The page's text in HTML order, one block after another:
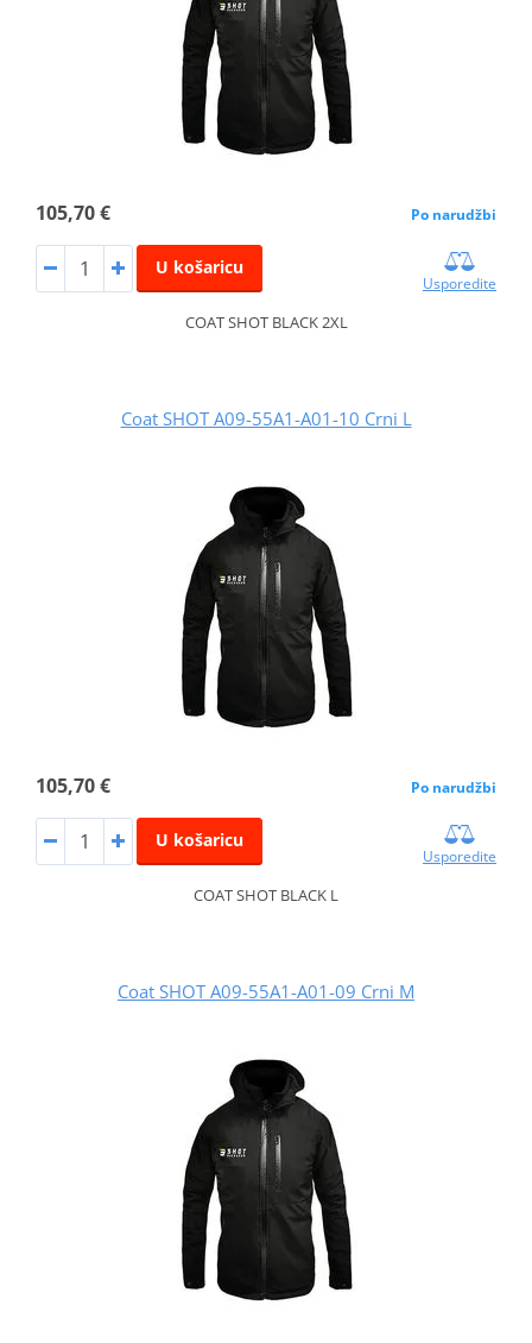
105,70 € Po narudžbi
U košaricu
Usporedite
COAT SHOT BLACK 2XL
Coat SHOT A09-55A1-A01-10 Crni L
105,70 € Po narudžbi
U košaricu
Usporedite
COAT SHOT BLACK L
Coat SHOT A09-55A1-A01-09 Crni M